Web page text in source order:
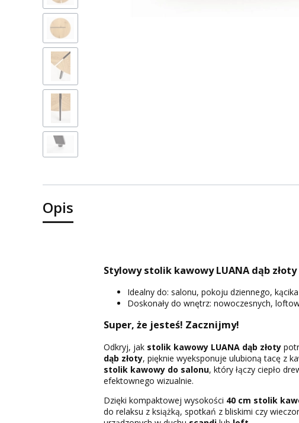
Opis
Stylowy stolik kawowy LUANA dąb
Idealny do: salonu, pokoju dziennego,
Doskonały do wnętrz: nowoczesnych,
Super, że jesteś! Zacznijmy!
Odkryj, jak stolik kawowy LUANA dąb złoty
dąb złoty, pięknie wyeksponuje ulubioną tacę z
stolik kawowy do salonu, który łączy ciepło
efektownego wizualnie.
Dzięki kompaktowej wysokości 40 cm stolik
do relaksu z książką, spotkań z bliskimi czy